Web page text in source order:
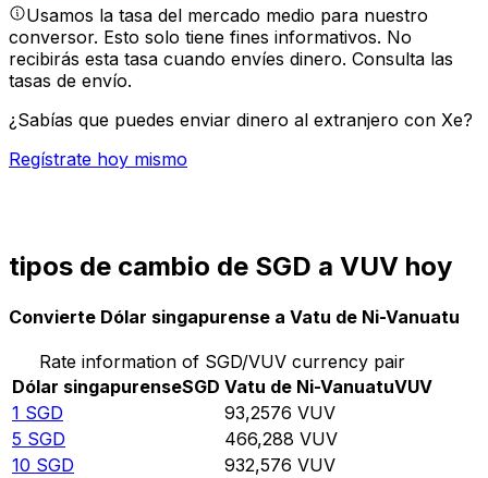
Usamos la tasa del mercado medio para nuestro
conversor. Esto solo tiene fines informativos. No
recibirás esta tasa cuando envíes dinero. Consulta las
tasas de envío.
¿Sabías que puedes enviar dinero al extranjero con Xe?
Regístrate hoy mismo
tipos de cambio de SGD a VUV hoy
Convierte Dólar singapurense a Vatu de Ni-Vanuatu
Rate information of SGD/VUV currency pair
Dólar singapurenseSGD Vatu de Ni-VanuatuVUV
1 SGD 93,2576 VUV
5 SGD 466,288 VUV
10 SGD 932,576 VUV